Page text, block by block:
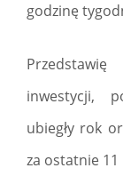
godzinę
inwestycji,
ubiegły rok
za ostatnie